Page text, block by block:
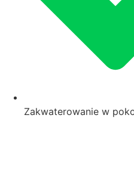
Zakwaterowanie w